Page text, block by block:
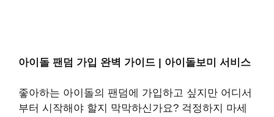
아이돌 팬덤 가입 완벽 가이드 | 아이돌보미 서비스
좋아하는 아이돌의 팬덤에 가입하고 싶지만 어디서
부터 시작해야 할지 막막하신가요? 걱정하지 마세